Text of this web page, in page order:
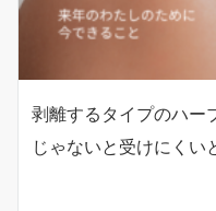
剥離するタイプのハー
じゃないと受けにくい